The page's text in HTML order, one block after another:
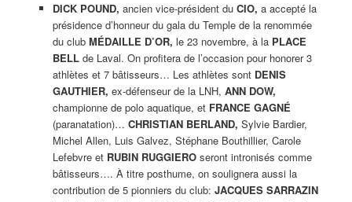
DICK POUND, ancien vice-président du CIO, a accepté la
présidence d’honneur du gala du Temple de la renommée
du club MÉDAILLE D’OR, le 23 novembre, à la PLACE
BELLde Laval. On profitera de l’occasion pour honorer 3
athlètes et 7 bâtisseurs… Les athlètes sont DENIS
GAUTHIER, ex-défenseur de la LNH, ANN DOW,
championne de polo aquatique, et FRANCE GAGNÉ
(paranatation)… CHRISTIAN BERLAND, Sylvie Bardier,
Michel Allen, Luis Galvez, Stéphane Bouthillier, Carole
Lefebvre et RUBIN RUGGIEROseront intronisés comme
bâtisseurs…. À titre posthume, on soulignera aussi la
contribution de 5 pionniers du club: JACQUES SARRAZIN